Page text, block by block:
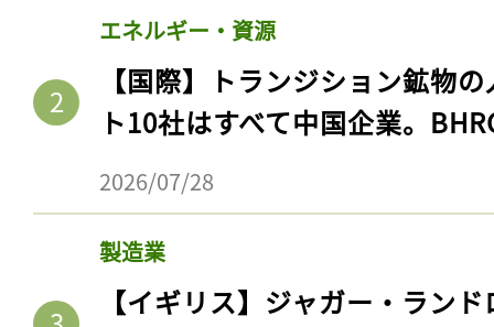
エネルギー・資源
【国際】トランジション鉱物
ト10社はすべて中国企業。
2026/07/28
製造業
【イギリス】ジャガー・ラン